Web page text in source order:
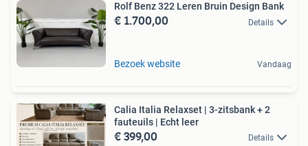
Rolf Benz 322 Leren Bruin Design Bank
€ 1.700,00 Details
Bezoek website Vandaag
Calia Italia Relaxset | 3-zitsbank + 2
fauteuils | Echt leer
€ 399,00 Details